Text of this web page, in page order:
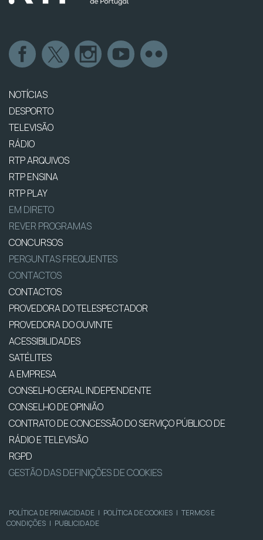
NOTÍCIAS
DESPORTO
TELEVISÃO
RÁDIO
RTP ARQUIVOS
RTP ENSINA
RTP PLAY
EM DIRETO
REVER PROGRAMAS
CONCURSOS
PERGUNTAS FREQUENTES
CONTACTOS
CONTACTOS
PROVEDORA DO TELESPECTADOR
PROVEDORA DO OUVINTE
ACESSIBILIDADES
SATÉLITES
A EMPRESA
CONSELHO GERAL INDEPENDENTE
CONSELHO DE OPINIÃO
CONTRATO DE CONCESSÃO DO SERVIÇO PÚBLICO DE
RÁDIO E TELEVISÃO
RGPD
GESTÃO DAS DEFINIÇÕES DE COOKIES
POLÍTICA DE PRIVACIDADE | POLÍTICA DE COOKIES | TERMOS E
CONDIÇÕES | PUBLICIDADE